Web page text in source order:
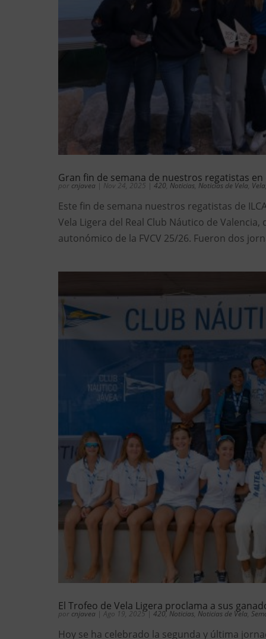
Gran fin de semana de nuestros regatistas en
por cnjavea | Nov 24, 2025 | 420 Noticias Noticias de Vela Vela
Este fin de semana nuestros regatistas de
Vela Ligera del Real Club Náutico de
autonómico de la FVCV 25/26. Fueron dos
El Trofeo de Vela Ligera proclama a sus
por cnjavea | Ago 19, 2025| 420, Noticias Noticias de Vela
Hoy se ha celebrado la segunda y última